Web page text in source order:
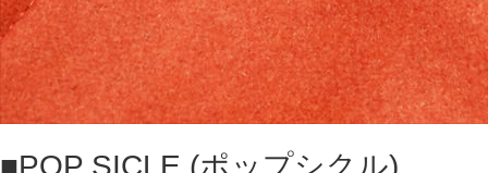
■POP SICLE (ポップシクル)